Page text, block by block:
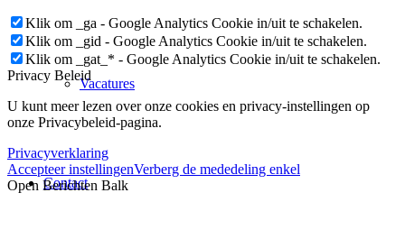
Vacatures
Contact
Klik om _ga - Google Analytics Cookie in/uit te schakelen.
Klik om _gid - Google Analytics Cookie in/uit te schakelen.
Klik om _gat_* - Google Analytics Cookie in/uit te schakelen.
Privacy Beleid
U kunt meer lezen over onze cookies en privacy-instellingen op
onze Privacybeleid-pagina.
Privacyverklaring
Accepteer instellingenVerberg de mededeling enkel
Open Berichten Balk